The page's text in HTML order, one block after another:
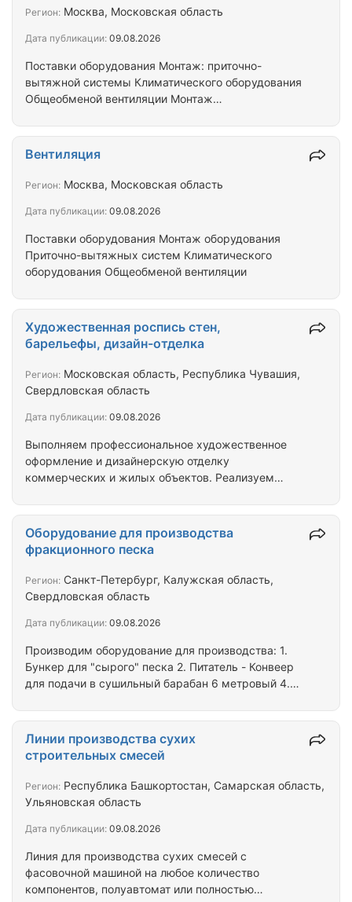
Поставки оборудования Монтаж: приточно-
вытяжной системы Климатического оборудования
Общеобменой вентиляции Монтаж
Регион: Москва, Московская область
Дата публикации: 09.08.2026
Поставки оборудования Монтаж оборудования
Приточно-вытяжных систем Климатического
оборудования Общеобменой вентиляции
Вентиляция
Регион: Москва, Московская область
Дата публикации: 09.08.2026
Выполняем профессиональное художественное
оформление и дизайнерскую отделку
коммерческих и жилых объектов. Реализуем
интерьерных решений. Специализируемся на
оформлении крупных объектов: Детские центры и
сады: безопасные материалы, сюжетные росписи.
Рестораны, кафе и бары: концептуальная
интерьерная живопись под формат заведения.
зон ресепшен, коридоров, холлов и зон отдыха.…
Художественная роспись стен,
барельефы, дизайн-отделка
Регион: Московская область, Республика Чувашия,
Свердловская область
Дата публикации: 09.08.2026
Производим оборудование для производства: 1.
Бункер для "сырого" песка 2. Питатель - Конвеер
для подачи в сушильный барабан 6 метровый 4.
просушенного песка "грубой" очистки 6. Нория
цепная высота 6м 7. Силос накопитель на 20тонн с
опорами 8. Виброгрохот для деления песка на 3
фракции с 2мя ситами 9. Затариватель для бигбэга
производительностью до 25т/час с преднаддувом
Оборудование для производства
фракционного песка
Регион: Санкт-Петербург, Калужская область,
Свердловская область
Дата публикации: 09.08.2026
Линия для производства сухих смесей с
фасовочной машиной на любое количество
компонентов, полуавтомат или полностью
Линии производства сухих
строительных смесей
Регион: Республика Башкортостан, Самарская область,
Ульяновская область
Дата публикации: 09.08.2026